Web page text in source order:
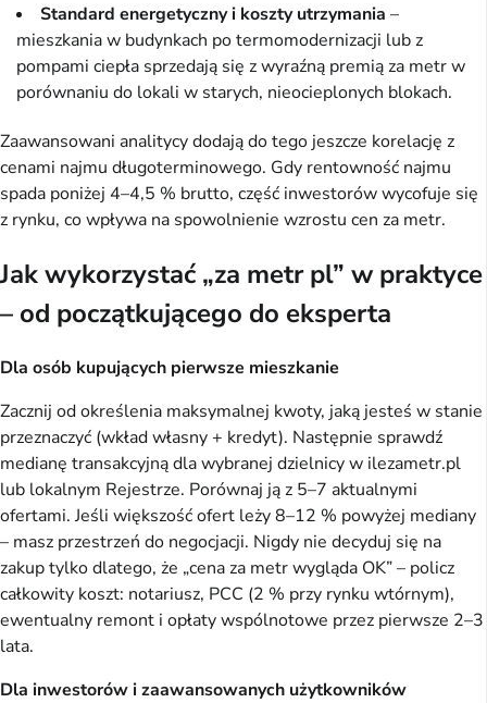
Standard energetyczny i koszty utrzymania –
mieszkania w budynkach po termomodernizacji lub z
pompami ciepła sprzedają się z wyraźną premią za metr w
porównaniu do lokali w starych, nieocieplonych blokach.
Zaawansowani analitycy dodają do tego jeszcze korelację z
cenami najmu długoterminowego. Gdy rentowność najmu
spada poniżej 4–4,5 % brutto, część inwestorów wycofuje się
z rynku, co wpływa na spowolnienie wzrostu cen za metr.
Jak wykorzystać „za metr pl” w praktyce
– od początkującego do eksperta
Dla osób kupujących pierwsze mieszkanie
Zacznij od określenia maksymalnej kwoty, jaką jesteś w stanie
przeznaczyć (wkład własny + kredyt). Następnie sprawdź
medianę transakcyjną dla wybranej dzielnicy w ilezametr.pl
lub lokalnym Rejestrze. Porównaj ją z 5–7 aktualnymi
ofertami. Jeśli większość ofert leży 8–12 % powyżej mediany
– masz przestrzeń do negocjacji. Nigdy nie decyduj się na
zakup tylko dlatego, że „cena za metr wygląda OK” – policz
całkowity koszt: notariusz, PCC (2 % przy rynku wtórnym),
ewentualny remont i opłaty wspólnotowe przez pierwsze 2–3
lata.
Dla inwestorów i zaawansowanych użytkowników